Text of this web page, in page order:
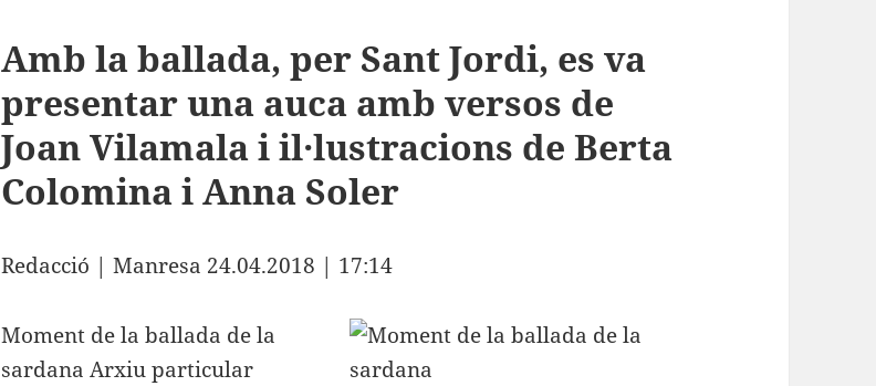
Amb la ballada, per Sant Jordi, es va
presentar una auca amb versos de
Joan Vilamala i il·lustracions de Berta
Colomina i Anna Soler
Redacció | Manresa 24.04.2018 | 17:14
Moment de la ballada de la
sardana Arxiu particular